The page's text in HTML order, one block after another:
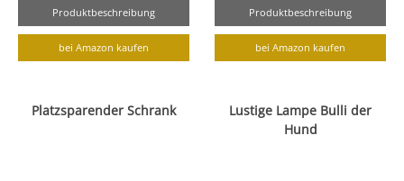
Produktbeschreibung
bei Amazon kaufen
Produktbeschreibung
bei Amazon kaufen
Platzsparender Schrank
Lustige Lampe Bulli der
Hund